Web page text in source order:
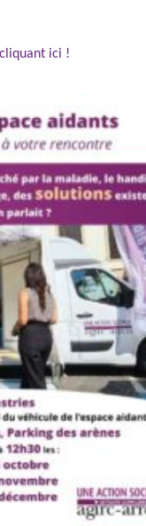
cliquant ici !